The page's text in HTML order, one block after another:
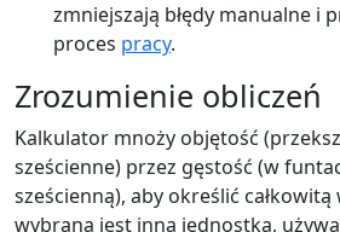
zmniejszają błędy manualne i
proces pracy.
Zrozumienie obliczeń
Kalkulator mnoży objętość
sześcienne) przez gęstość (w
sześcienną), aby określić
wybrana jest inna jednostka,